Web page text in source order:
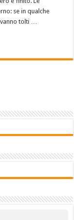
se in qualche
tolti …